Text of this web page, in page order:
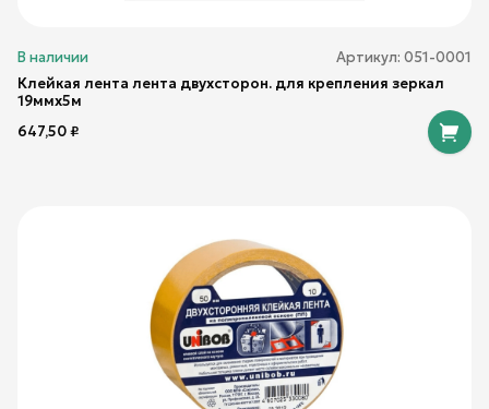
В наличии Артикул: 051-0001
Клейкая лента лента двухсторон. для крепления зеркал
19ммх5м
647,50₽